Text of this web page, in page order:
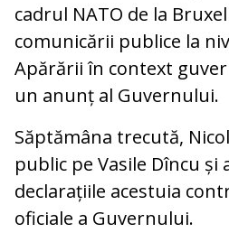
cadrul NATO de la
comunicării publice la
Apărării în context
un anunț al Guvernului.
Săptămâna trecută,
public pe Vasile Dîncu și
declarațiile acestuia
oficiale a Guvernului.